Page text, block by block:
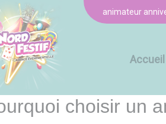
animateur
Accueil
choisir un
cookies